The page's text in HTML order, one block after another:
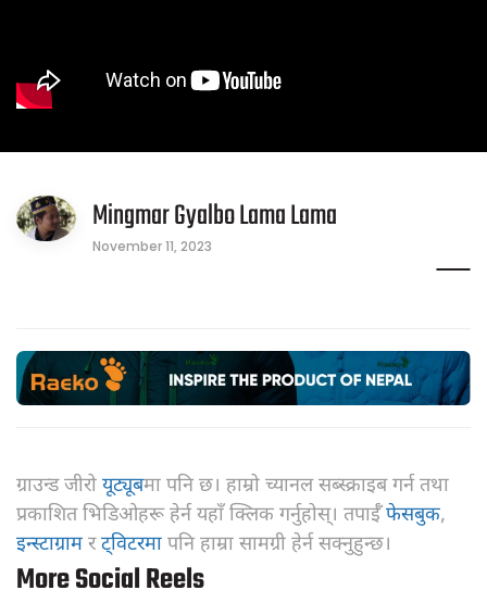
Mingmar Gyalbo Lama Lama
November 11, 2023
ग्राउन्ड जीरो यूट्यूबमा पनि छ। हाम्रो च्यानल सब्स्क्राइब गर्न तथा
प्रकाशित भिडिओहरू हेर्न यहाँ क्लिक गर्नुहोस्। तपाईँफेसबुक,
इन्स्टाग्राम रट्विटरमा पनि हाम्रा सामग्री हेर्न सक्नुहुन्छ।
More Social Reels